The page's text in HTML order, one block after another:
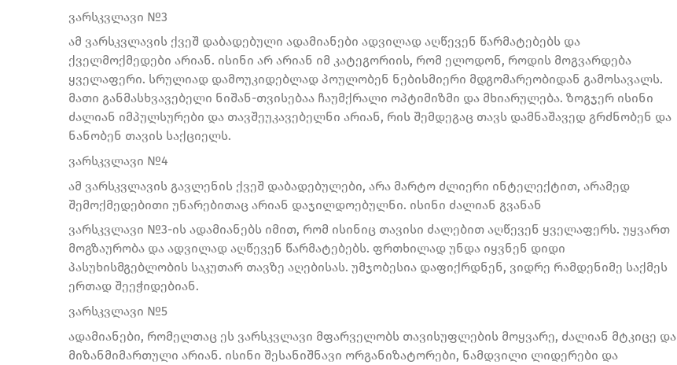
ვარსკვლავი №3
ამ ვარსკვლავის ქვეშ დაბადებული ადამიანები ადვილად აღწევენ წარმატებებს და
ქველმოქმედები არიან. ისინი არ არიან იმ კატეგორიის, რომ ელოდონ, როდის მოგვარდება
ყველაფერი. სრულიად დამოუკიდებლად პოულობენ ნებისმიერი მდგომარეობიდან გამოსავალს.
მათი განმასხვავებელი ნიშან-თვისებაა ჩაუმქრალი ოპტიმიზმი და მხიარულება. ზოგჯერ ისინი
ძალიან იმპულსურები და თავშეუკავებელნი არიან, რის შემდეგაც თავს დამნაშავედ გრძნობენ და
ნანობენ თავის საქციელს.
ვარსკვლავი №4
ამ ვარსკვლავის გავლენის ქვეშ დაბადებულები, არა მარტო ძლიერი ინტელექტით, არამედ
შემოქმედებითი უნარებითაც არიან დაჯილდოებულნი. ისინი ძალიან გვანან
ვარსკვლავი №3-ის ადამიანებს იმით, რომ ისინიც თავისი ძალებით აღწევენ ყველაფერს. უყვართ
მოგზაურობა და ადვილად აღწევენ წარმატებებს. ფრთხილად უნდა იყვნენ დიდი
პასუხისმგებლობის საკუთარ თავზე აღებისას. უმჯობესია დაფიქრდნენ, ვიდრე რამდენიმე საქმეს
ერთად შეეჭიდებიან.
ვარსკვლავი №5
ადამიანები, რომელთაც ეს ვარსკვლავი მფარველობს თავისუფლების მოყვარე, ძალიან მტკიცე და
მიზანმიმართული არიან. ისინი შესანიშნავი ორგანიზატორები, ნამდვილი ლიდერები და